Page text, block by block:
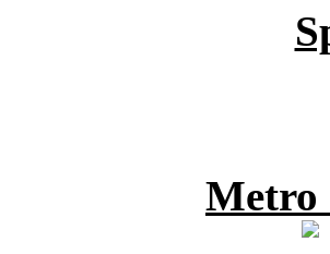
Metro